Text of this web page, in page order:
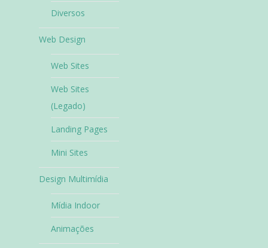
Diversos
Web Design
Web Sites
Web Sites
(Legado)
Landing Pages
Mini Sites
Design Multimídia
Mídia Indoor
Animações